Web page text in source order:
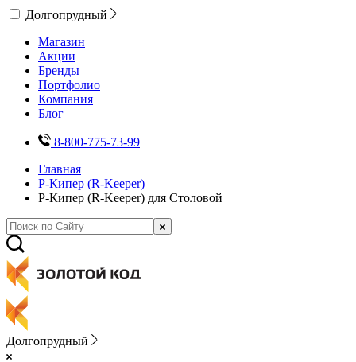
Долгопрудный
Магазин
Акции
Бренды
Портфолио
Компания
Блог
8-800-775-73-99
Главная
Р-Кипер (R-Keeper)
Р-Кипер (R-Keeper) для Столовой
Долгопрудный